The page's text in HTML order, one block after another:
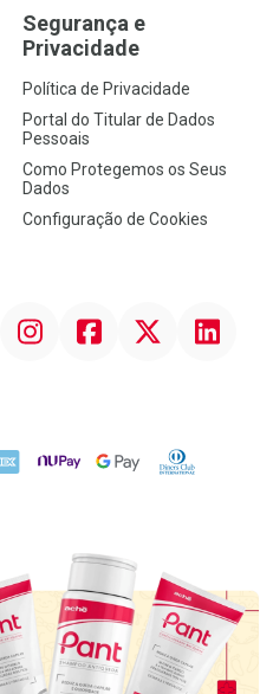
Segurança e
Privacidade
Política de Privacidade
Portal do Titular de Dados
Pessoais
Como Protegemos os Seus
Dados
Configuração de Cookies
InstagramFacebookTwitter Linkedin
NuPay Google PayDiners Club